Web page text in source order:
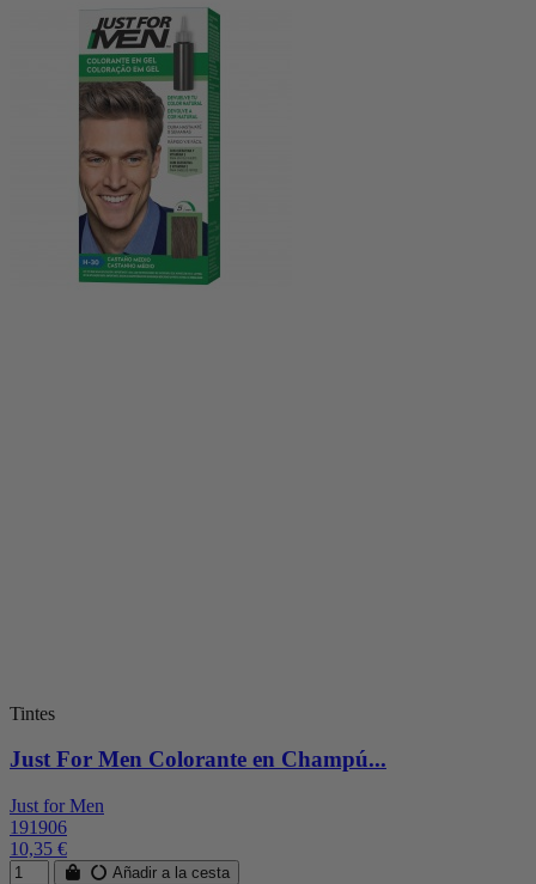
Tintes
Just For Men Colorante en Champú...
Just for Men
191906
10,35 €
Añadir a la cesta